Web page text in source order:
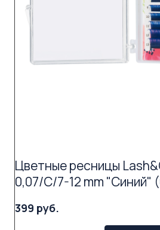
Цветные ресницы
0,07/C/7-12 mm "Синий"
399 руб.